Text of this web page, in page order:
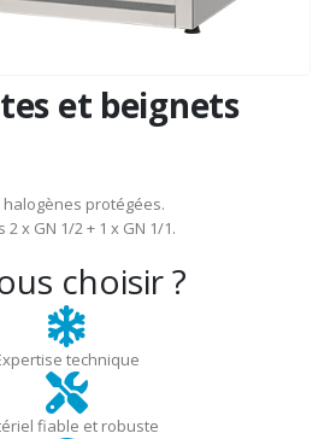
et beignets
protégées.
x GN 1/2 + 1 x GN 1/1.
choisir ?
technique
fiable et robuste